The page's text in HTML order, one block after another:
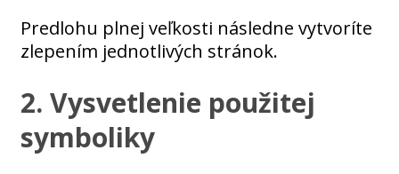
Predlohu plnej veľkosti následne vytvoríte
zlepením jednotlivých stránok.
2. Vysvetlenie použitej
symboliky